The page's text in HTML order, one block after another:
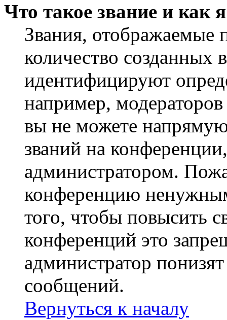
Что такое звание и как
Звания,
количество
идентифицируют
например,
вы не можете
званий на
администратором.
конференцию
того, чтобы повысить
конференций это
администратор
сообщений.
Вернуться к началу